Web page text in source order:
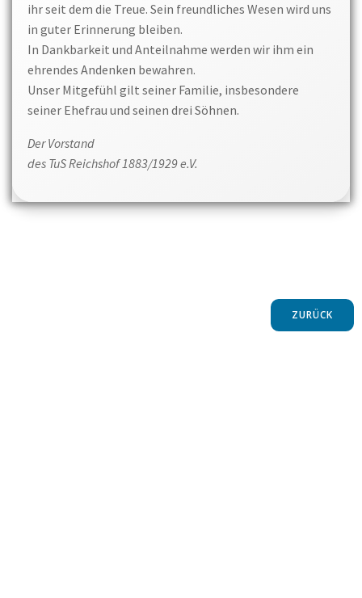
ihr seit dem die Treue. Sein freundliches Wesen wird uns
in guter Erinnerung bleiben.
In Dankbarkeit und Anteilnahme werden wir ihm ein
ehrendes Andenken bewahren.
Unser Mitgefühl gilt seiner Familie, insbesondere
seiner Ehefrau und seinen drei Söhnen.
Der Vorstand
des TuS Reichshof 1883/1929 e.V.
ZURÜCK